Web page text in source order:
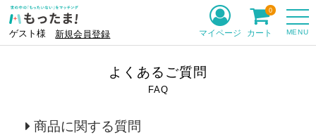
ゲスト様 新規会員登録 MENU
マイページ カート
0
よくあるご質問
FAQ
商品に関する質問